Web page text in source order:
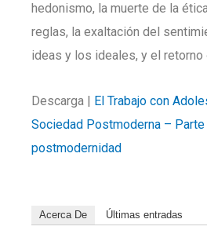
hedonismo, la muerte de la
reglas, la exaltación del
ideas y los ideales, y el retorno
Descarga | El Trabajo con
Sociedad Postmoderna – Parte
postmodernidad
Acerca De Últimas entradas